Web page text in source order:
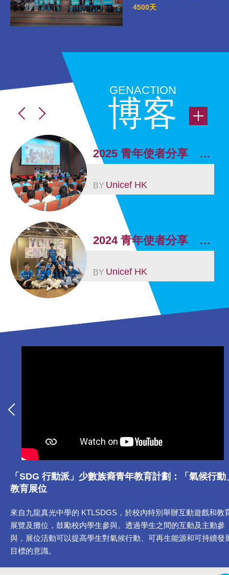
4500天
2025 青年使者分享 Sharing of Young Envoys 2025
BY Unicef HK
2024 青年使者分享 Sharing of Young Envoys 2024
BY Unicef HK
GENACTION
博客
「SDG 行動派」少數族裔青年教育計劃：「氣候行動
教育展位
來自九龍真光中學的 KTLSDGS，於校內特別舉辦互動遊戲和教
展覽及攤位，鼓勵校内學生參與。透過學生之間的互動及主動參
與，展位活動可以提高學生對氣候行動、可再生能源和可持續發
目標的意識。